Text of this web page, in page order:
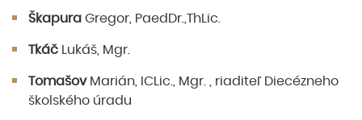
Škapura Gregor, PaedDr.,ThLic.
Tkáč Lukáš, Mgr.
TomašovMarián, ICLic., Mgr. , riaditeľ Diecézneho
školského úradu